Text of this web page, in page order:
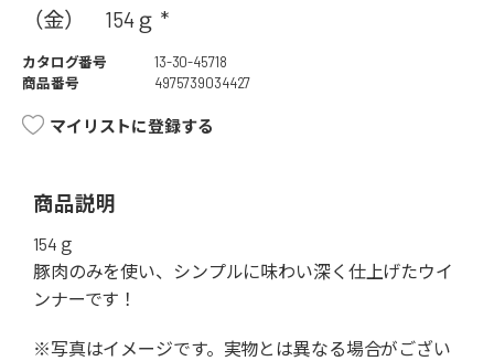
（金） 154ｇ *
カタログ番号
13-30-45718
商品番号
4975739034427
マイリストに登録する
商品説明
154ｇ
豚肉のみを使い、シンプルに味わい深く仕上げたウイ
ンナーです！
※写真はイメージです。実物とは異なる場合がござい